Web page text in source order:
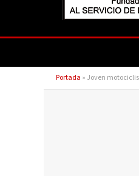
Portada » Joven